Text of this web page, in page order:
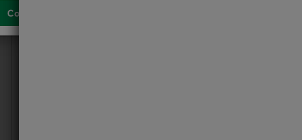
Confirmer